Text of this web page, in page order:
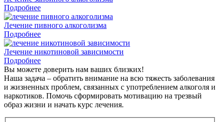
Подробнее
Лечение пивного алкоголизма
Подробнее
Лечение никотиновой зависимости
Подробнее
Вы можете доверить нам ваших близких!
Наша задача – обратить внимание на всю тяжесть заболевания
и жизненных проблем, связанных с употреблением алкоголя и
наркотиков. Помочь сформировать мотивацию на трезвый
образ жизни и начать курс лечения.